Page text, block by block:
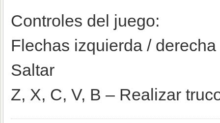
Controles del juego:
Flechas izquierda /
Saltar
Z, X, C, V, B – Realizar